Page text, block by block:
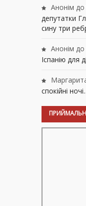
Анонім до
депутатки
сину три
Анонім до
Іспанію для
спокійні